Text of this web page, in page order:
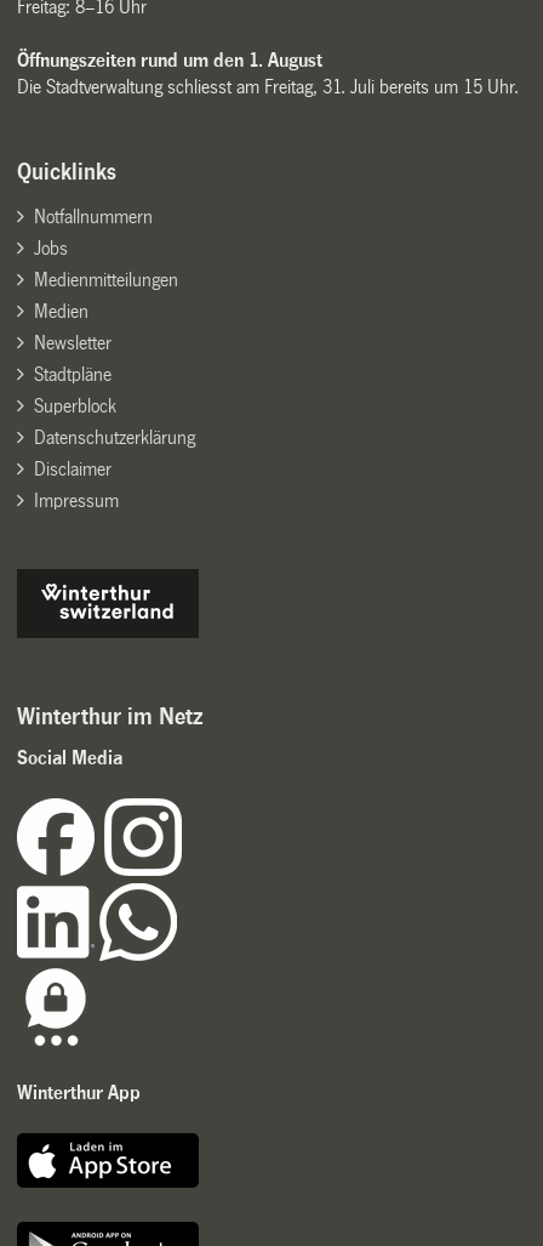
Freitag: 8–16 Uhr
Öffnungszeiten rund um den 1. August
Die Stadtverwaltung schliesst am Freitag, 31. Juli bereits um 15 Uhr.
Quicklinks
Notfallnummern
Jobs
Medienmitteilungen
Medien
Newsletter
Stadtpläne
Superblock
Datenschutzerklärung
Disclaimer
Impressum
Winterthur im Netz
Social Media
Winterthur App